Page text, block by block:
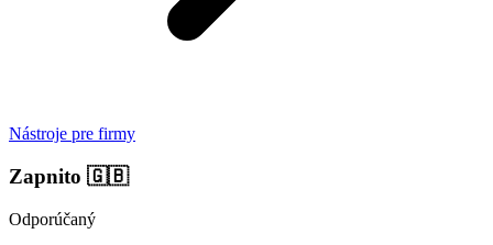
Nástroje pre firmy
Zapnito 🇬🇧
Odporúčaný